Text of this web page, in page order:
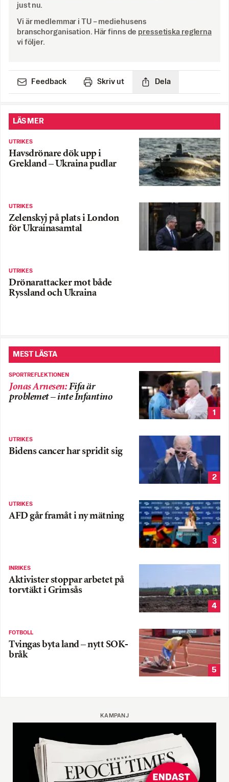
just nu.
Vi är medlemmar i TU – mediehusens
branschorganisation. Här finns de pressetiska reglerna
vi följer.
Feedback Skriv ut Dela
LÄS MER
UTRIKES
Havsdrönare dök upp i
Grekland – Ukraina pudlar
UTRIKES
Zelenskyj på plats i London
för Ukrainasamtal
UTRIKES
Drönarattacker mot både
Ryssland och Ukraina
MEST LÄSTA
SPORTREFLEKTIONEN
Jonas Arnesen:Fifa är
problemet – inte Infantino
1
UTRIKES
Bidens cancer har spridit sig
2
UTRIKES
AFD går framåt i ny mätning
3
INRIKES
Aktivister stoppar arbetet på
torvtäkt i Grimsås
4
FOTBOLL
Tvingas byta land – nytt SOK-
bråk
5
KAMPANJ